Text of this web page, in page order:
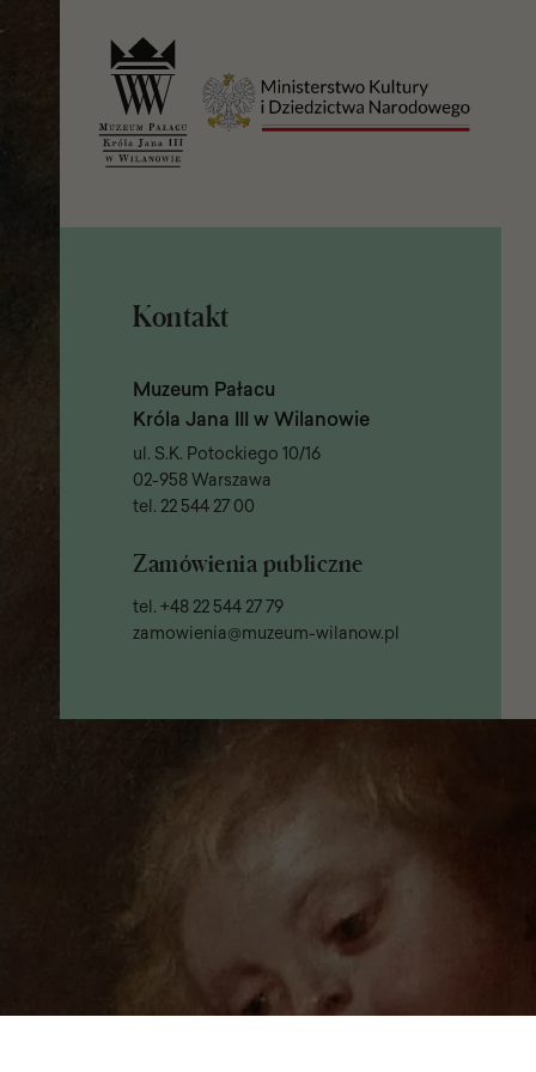
Kontakt
Muzeum Pałacu
Króla Jana III w Wilanowie
ul. S.K. Potockiego 10/16
02-958 Warszawa
tel. 22 544 27 00
Zamówienia publiczne
tel. +48 22 544 27 79
zamowienia@muzeum-wilanow.pl